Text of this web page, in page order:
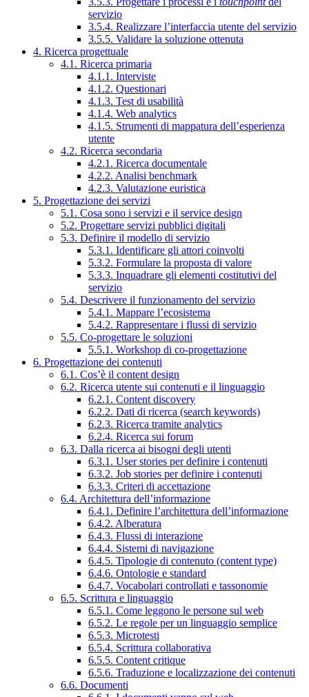
servizio
3.5.4. Realizzare l’interfaccia utente del servizio
3.5.5. Validare la soluzione ottenuta
4. Ricerca progettuale
4.1. Ricerca primaria
4.1.1. Interviste
4.1.2. Questionari
4.1.3. Test di usabilità
4.1.4. Web analytics
4.1.5. Strumenti di mappatura dell’esperienza
utente
4.2. Ricerca secondaria
4.2.1. Ricerca documentale
4.2.2. Analisi benchmark
4.2.3. Valutazione euristica
5. Progettazione dei servizi
5.1. Cosa sono i servizi e il service design
5.2. Progettare servizi pubblici digitali
5.3. Definire il modello di servizio
5.3.1. Identificare gli attori coinvolti
5.3.2. Formulare la proposta di valore
5.3.3. Inquadrare gli elementi costitutivi del
servizio
5.4. Descrivere il funzionamento del servizio
5.4.1. Mappare l’ecosistema
5.4.2. Rappresentare i flussi di servizio
5.5. Co-progettare le soluzioni
5.5.1. Workshop di co-progettazione
6. Progettazione dei contenuti
6.1. Cos’è il content design
6.2. Ricerca utente sui contenuti e il linguaggio
6.2.1. Content discovery
6.2.2. Dati di ricerca (search keywords)
6.2.3. Ricerca tramite analytics
6.2.4. Ricerca sui forum
6.3. Dalla ricerca ai bisogni degli utenti
6.3.1. User stories per definire i contenuti
6.3.2. Job stories per definire i contenuti
6.3.3. Criteri di accettazione
6.4. Architettura dell’informazione
6.4.1. Definire l’architettura dell’informazione
6.4.2. Alberatura
6.4.3. Flussi di interazione
6.4.4. Sistemi di navigazione
6.4.5. Tipologie di contenuto (content type)
6.4.6. Ontologie e standard
6.4.7. Vocabolari controllati e tassonomie
6.5. Scrittura e linguaggio
6.5.1. Come leggono le persone sul web
6.5.2. Le regole per un linguaggio semplice
6.5.3. Microtesti
6.5.4. Scrittura collaborativa
6.5.5. Content critique
6.5.6. Traduzione e localizzazione dei contenuti
6.6. Documenti